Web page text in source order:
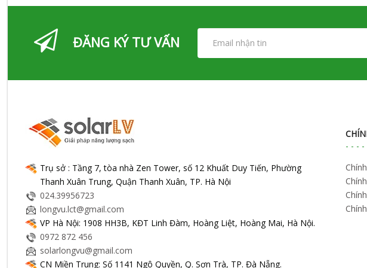
ĐĂNG KÝ TƯ VẤN
Trụ sở : Tầng 7, tòa nhà Zen Tower, số 12 Khuất Duy Tiến, Phường
Thanh Xuân Trung, Quận Thanh Xuân, TP. Hà Nội
024.39956723
longvu.lct@gmail.com
VP Hà Nội: 1908 HH3B, KĐT Linh Đàm, Hoàng Liệt, Hoàng Mai, Hà Nội.
0972 872 456
solarlongvu@gmail.com
CN Miền Trung: Số 1141 Ngô Quyền, Q. Sơn Trà, TP. Đà Nẵng.